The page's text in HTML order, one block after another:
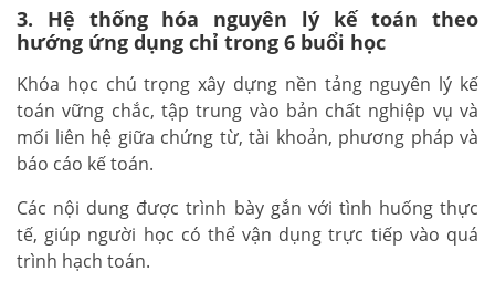
3. Hệ thống hóa nguyên lý kế toán theo
hướng ứng dụng chỉ trong 6 buổi học
Khóa học chú trọng xây dựng nền tảng nguyên lý kế
toán vững chắc, tập trung vào bản chất nghiệp vụ và
mối liên hệ giữa chứng từ, tài khoản, phương pháp và
báo cáo kế toán.
Các nội dung được trình bày gắn với tình huống thực
tế, giúp người học có thể vận dụng trực tiếp vào quá
trình hạch toán.